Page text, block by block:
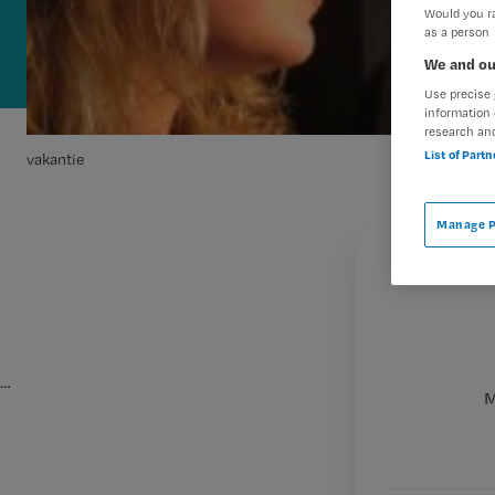
vakantie
…
Would you
as a person
We and
Use
information
research
List of
Manage